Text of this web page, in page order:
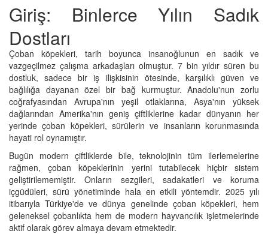
Giriş: Binlerce Yılın Sadık
Dostları
Çoban köpekleri, tarih boyunca insanoğlunun en sadık ve
vazgeçilmez çalışma arkadaşları olmuştur. 7 bin yıldır süren bu
dostluk, sadece bir iş ilişkisinin ötesinde, karşılıklı güven ve
bağlılığa dayanan özel bir bağ kurmuştur. Anadolu'nun zorlu
coğrafyasından Avrupa'nın yeşil otlaklarına, Asya'nın yüksek
dağlarından Amerika'nın geniş çiftliklerine kadar dünyanın her
yerinde çoban köpekleri, sürülerin ve insanların korunmasında
hayati rol oynamıştır.
Bugün modern çiftliklerde bile, teknolojinin tüm ilerlemelerine
rağmen, çoban köpeklerinin yerini tutabilecek hiçbir sistem
geliştirilememiştir. Onların sezgileri, sadakatleri ve koruma
içgüdüleri, sürü yönetiminde hala en etkili yöntemdir. 2025 yılı
itibarıyla Türkiye'de ve dünya genelinde çoban köpekleri, hem
geleneksel çobanlıkta hem de modern hayvancılık işletmelerinde
aktif olarak görev almaya devam etmektedir.